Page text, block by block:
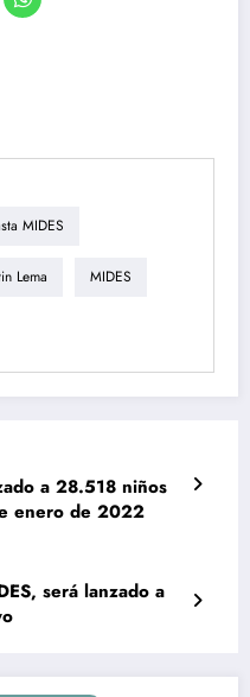
MIDES
Lema MIDES
a 28.518 niños
enero de 2022
será lanzado a